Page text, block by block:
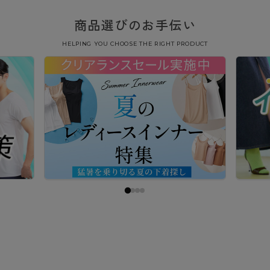
商品選びのお手伝い
HELPING YOU CHOOSE THE RIGHT PRODUCT